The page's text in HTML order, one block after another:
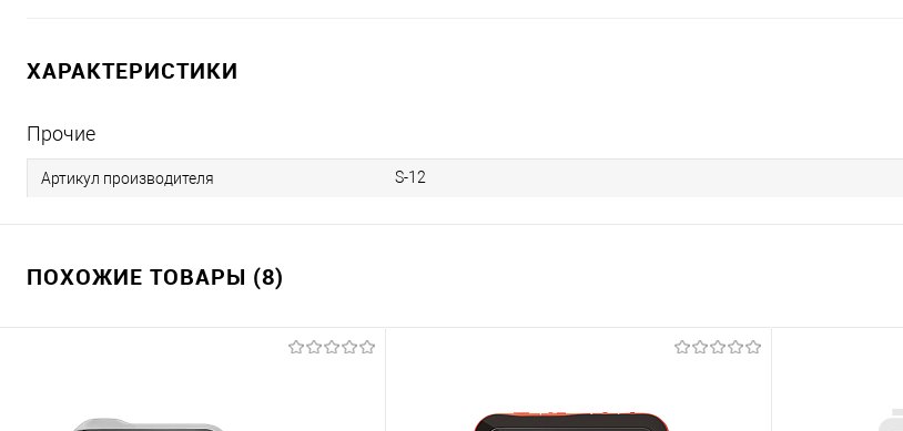
ХАРАКТЕРИСТИКИ
Прочие
Артикул производителя S-12
ПОХОЖИЕ ТОВАРЫ (8)